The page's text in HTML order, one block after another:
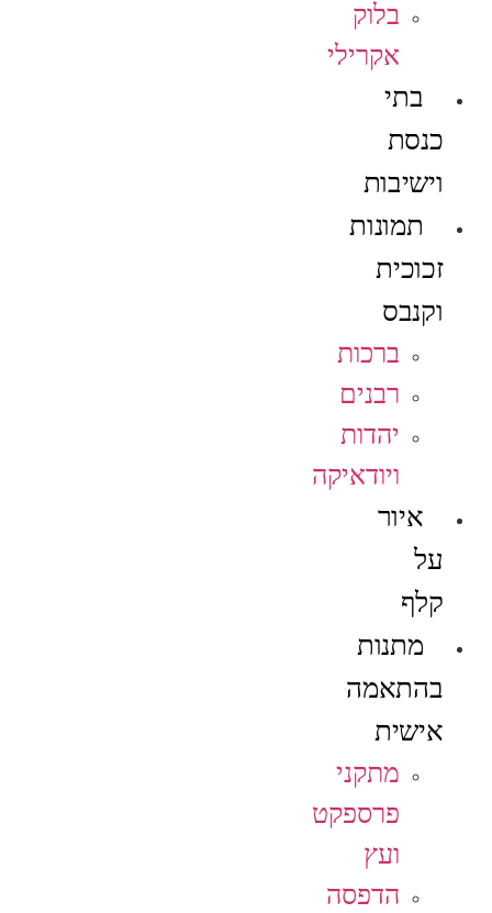
בלוק
אקרילי
בתי
כנסת
וישיבות
תמונות
זכוכית
וקנבס
ברכות
רבנים
יהדות
ויודאיקה
איור
על
קלף
מתנות
בהתאמה
אישית
מתקני
פרספקט
ועץ
הדפסה